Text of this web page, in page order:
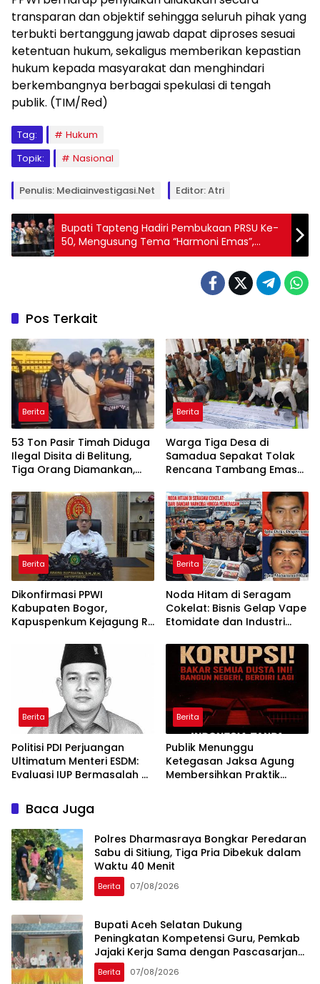
transparan dan objektif sehingga seluruh pihak yang
terbukti bertanggung jawab dapat diproses sesuai
ketentuan hukum, sekaligus memberikan kepastian
hukum kepada masyarakat dan menghindari
berkembangnya berbagai spekulasi di tengah
publik. (TIM/Red)
Tag:
Hukum
Topik:
Nasional
Penulis: Mediainvestigasi.net Editor: Atri
Bupati Tapteng Hadiri Pembukaan PRSU Ke-
50, Mengusung Tema “Harmoni Emas”,
Momentum Kebangkitan Ekonomi dan
Pos Terkait
Berita
53 Ton Pasir Timah Diduga
Ilegal Disita di Belitung,
Tiga Orang Diamankan,
Berita
Warga Tiga Desa di
Samadua Sepakat Tolak
Rencana Tambang Emas
Berita
Dikonfirmasi PPWI
Kabupaten Bogor,
Kapuspenkum Kejagung RI
Kabupaten Bogor Jalani
Pemeriksaan
Berita
Noda Hitam di Seragam
Cokelat: Bisnis Gelap Vape
Etomidate dan Industri
Kepolisian
Berita
Politisi PDI Perjuangan
Ultimatum Menteri ESDM:
Evaluasi IUP Bermasalah di
Berita
Publik Menunggu
Ketegasan Jaksa Agung
Membersihkan Praktik
Baca Juga
Polres Dharmasraya Bongkar Peredaran
Sabu di Sitiung, Tiga Pria Dibekuk dalam
Waktu 40 Menit
Berita 07/08/2026
Bupati Aceh Selatan Dukung
Peningkatan Kompetensi Guru, Pemkab
Jajaki Kerja Sama dengan Pascasarjana
USK
Berita 07/08/2026